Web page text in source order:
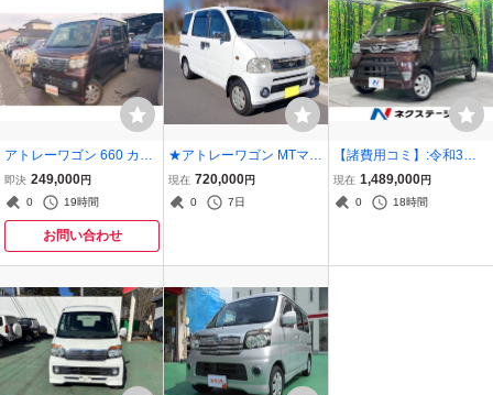
アトレーワゴン 660 カス
タムターボRS
即決 249,000円
0
19時間
お問い合わせ
★アトレーワゴン MTマニ
ュアル車 【ツーリングタ
ーボ・リアヒーター付】
＜2004年式＞ ホワイト☆
現在 720,000円
0
7日
【諸費用コミ】:令和3年
アトレーワゴン カスタム
ターボ RS リミテッド SAI
現在 1,489,000円
0
18時間